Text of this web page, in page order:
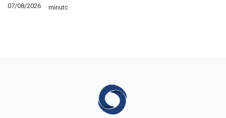
07/08/2026
minutos